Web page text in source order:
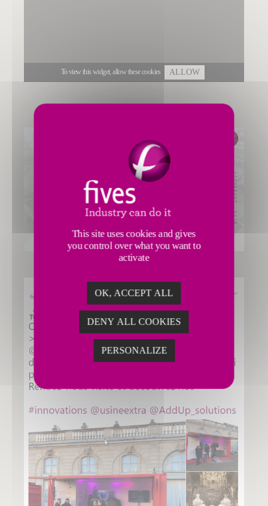
To view this widget, allow these cookies ALLOW
This site uses cookies and gives
you control over what you want to
activate
OK, ACCEPT ALL
DENY ALL COOKIES
PERSONALIZE